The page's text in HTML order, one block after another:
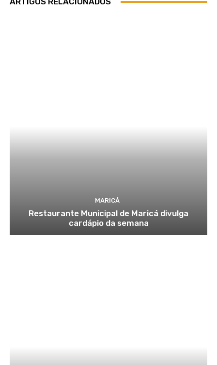
MARICÁ
Restaurante Municipal de Maricá divulga
cardápio da semana